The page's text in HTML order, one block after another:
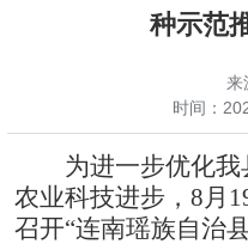
种示范
来
时间：
为进一步优化我
农业科技进步， 8月
召开“连南瑶族自治